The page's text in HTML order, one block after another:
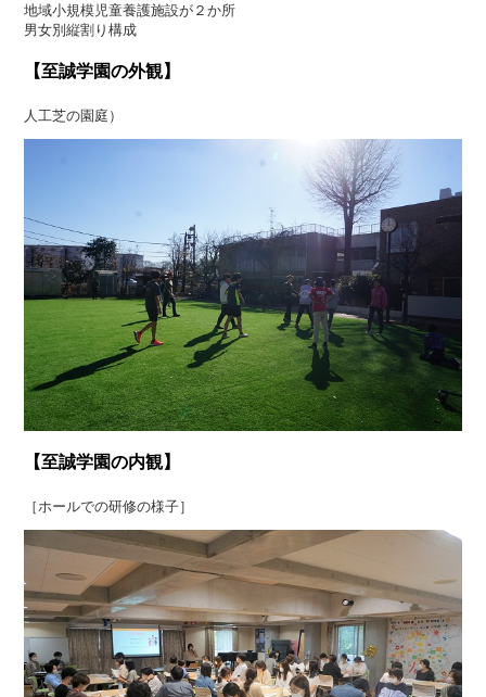
地域小規模児童養護施設が２か所
男女別縦割り構成
【至誠学園の外観】
人工芝の園庭）
【至誠学園の内観】
［ホールでの研修の様子］